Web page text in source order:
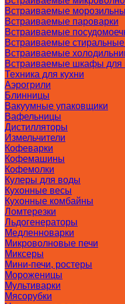
Встраиваемые
Встраиваемые пароварки
Встраиваемые
Встраиваемые
Встраиваемые
Встраиваемые шкафы для
Техника для кухни
Аэрогрили
Блинницы
Вакуумные упаковщики
Вафельницы
Дистилляторы
Измельчители
Кофеварки
Кофемашины
Кофемолки
Кулеры для воды
Кухонные весы
Кухонные комбайны
Ломтерезки
Льдогенераторы
Медленноварки
Микроволновые печи
Миксеры
Мини-печи, ростеры
Мороженицы
Мультиварки
Мясорубки